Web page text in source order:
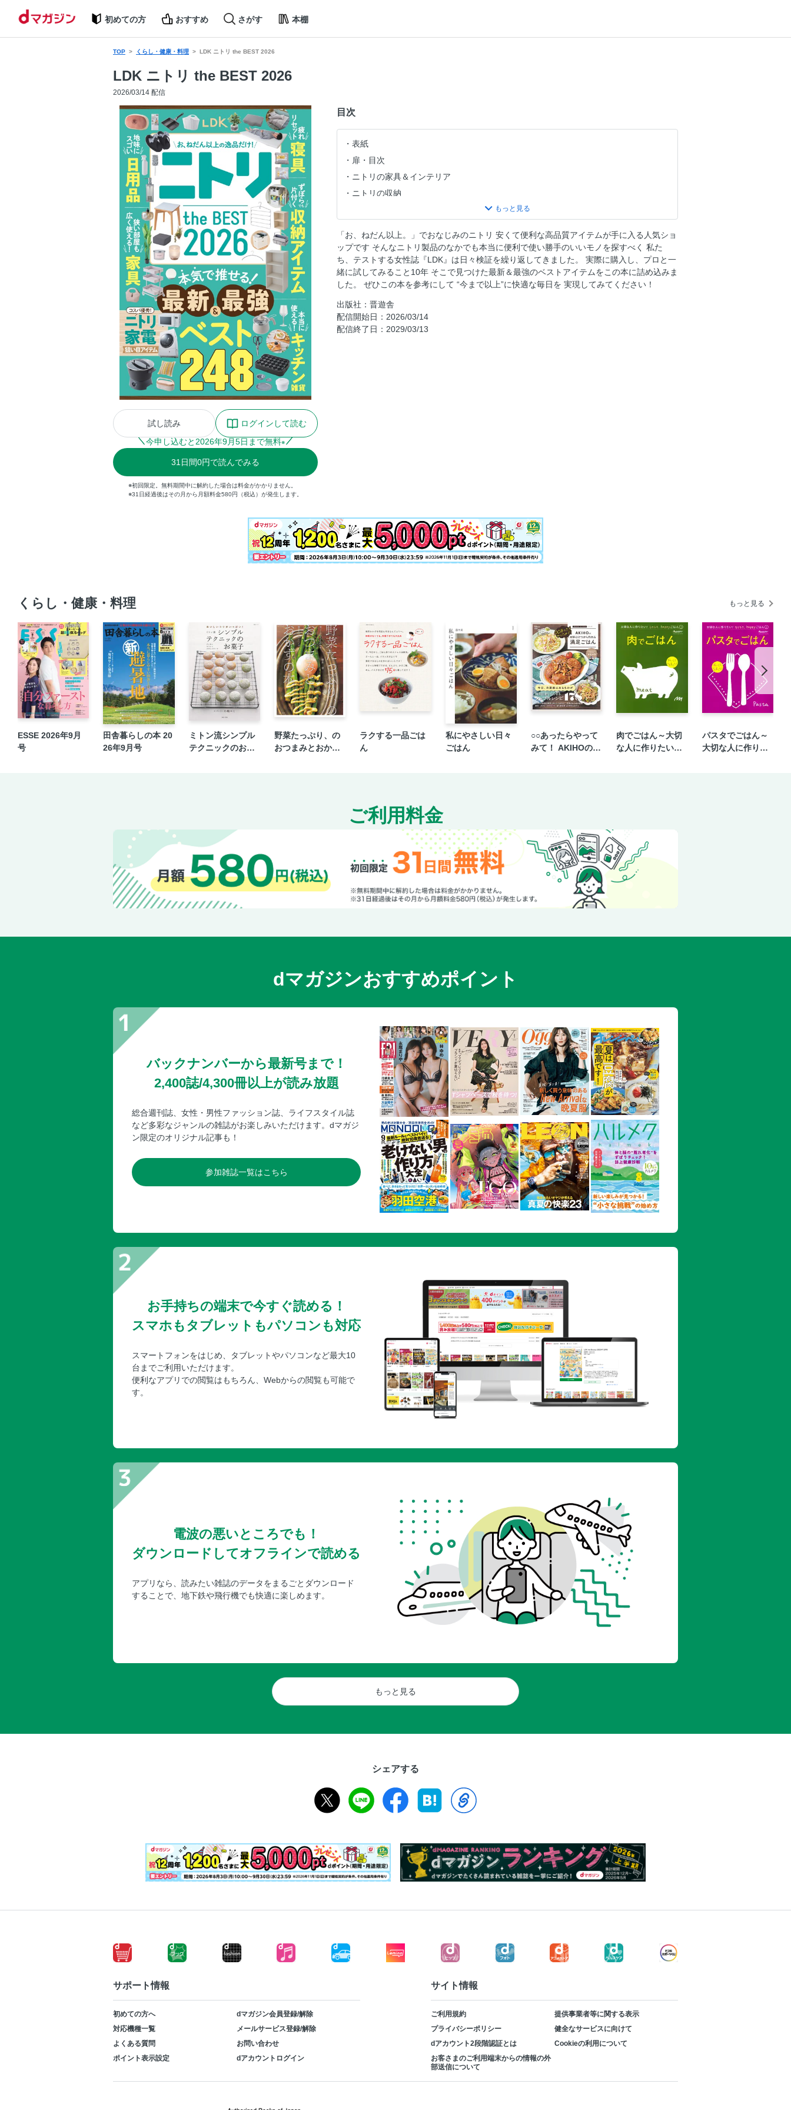
初めての方 おすすめ さがす 本棚
TOP くらし・健康・料理 LDK ニトリ the BEST 2026
LDK ニトリ the BEST 2026
2026/03/14 配信
試し読み
ログインして読む
今申し込むと 2026年9月5日まで無料※
31 日間0円で読んでみる
※初回限定。無料期間中に解約した場合は料金がかかりません。
※31日経過後はその月から月額料金580円（税込）が発生します。
目次
表紙
扉・目次
ニトリの家具＆インテリア
ニトリの収納
ニトリのキッチン雑貨
ニトリの家電
「お、ねだん以上。」でおなじみのニトリ 安くて便利な高品質アイテムが手に入る人気ショ
ップです そんなニトリ製品のなかでも本当に便利で使い勝手のいいモノを探すべく 私た
ち、テストする女性誌『LDK』は日々検証を繰り返してきました。 実際に購入し、プロと一
緒に試してみること10年 そこで見つけた最新＆最強のベストアイテムをこの本に詰め込みま
した。 ぜひこの本を参考にして “今まで以上”に快適な毎日を 実現してみてください！
出版社：晋遊舎
配信開始日：2026/03/14
配信終了日：2029/03/13
くらし・健康・料理 もっと見る
ESSE 2026年9月
号
田舎暮らしの本 20
26年9月号
ミトン流シンプル
テクニックのお菓
野菜たっぷり、の
おつまみとおかず
ラクする一品ごは
ん
私にやさしい日々
ごはん
○○あったらやって
みて！ AKIHOの材
肉でごはん～大切
な人に作りたい！
パスタでごはん～
大切な人に作りた
ご利用料金
dマガジンおすすめポイント
バックナンバーから最新号まで！
2,400誌/4,300冊以上が読み放題
総合週刊誌、女性・男性ファッション誌、ライフスタイル誌
など多彩なジャンルの雑誌がお楽しみいただけます。dマガジ
ン限定のオリジナル記事も！
参加雑誌一覧はこちら
お手持ちの端末で今すぐ読める！
スマホもタブレットもパソコンも対応
スマートフォンをはじめ、タブレットやパソコンなど最大10
台までご利用いただけます。
便利なアプリでの閲覧はもちろん、Webからの閲覧も可能で
す。
電波の悪いところでも！
ダウンロードしてオフラインで読める
アプリなら、読みたい雑誌のデータをまるごとダウンロード
することで、地下鉄や飛行機でも快適に楽しめます。
もっと見る
シェアする
サポート情報
初めての方へ
dマガジン会員登録/解除
対応機種一覧
メールサービス登録/解除
よくある質問
お問い合わせ
ポイント表示設定
dアカウントログイン
サイト情報
ご利用規約
提供事業者等に関する表示
プライバシーポリシー
健全なサービスに向けて
dアカウント2段階認証とは
Cookieの利用について
お客さまのご利用端末からの情報の外
部送信について